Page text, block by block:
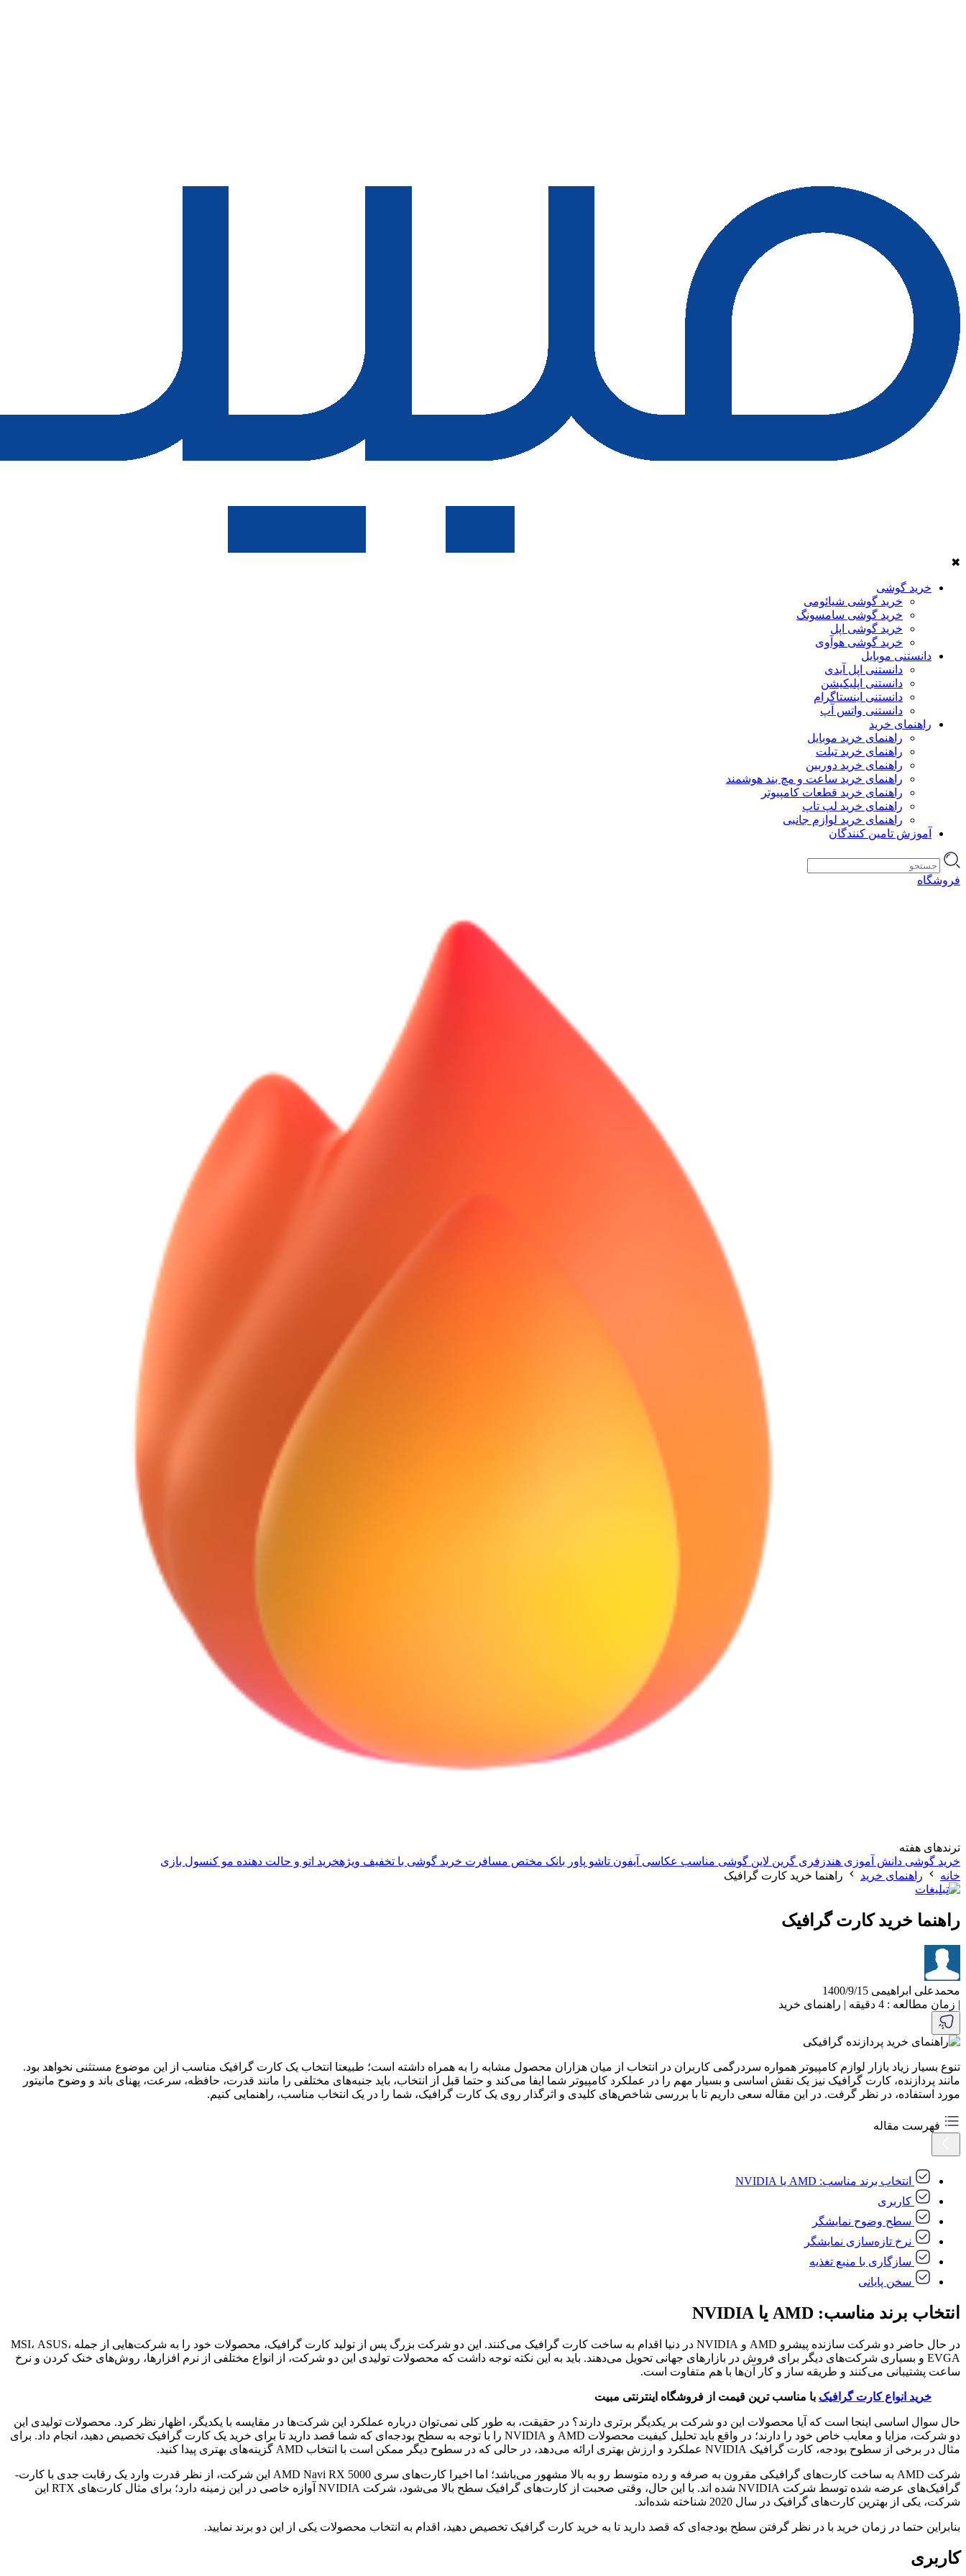
✖
خرید گوشی
خرید گوشی شیائومی
خرید گوشی سامسونگ
خرید گوشی اپل
خرید گوشی هوآوی
دانستنی موبایل
دانستنی اپل آیدی
دانستنی اپلیکیشن
دانستنی اینستاگرام
دانستنی واتس آپ
راهنمای خرید
راهنمای خرید موبایل
راهنمای خرید تبلت
راهنمای خرید دوربین
راهنمای خرید ساعت و مچ بند هوشمند
راهنمای خرید قطعات کامپیوتر
راهنمای خرید لپ تاپ
راهنمای خرید لوازم جانبی
آموزش تامین کنندگان
فروشگاه
ترندهای هفته
خرید گوشی دانش آموزی هندزفری گرین لاین گوشی مناسب عکاسی آیفون تاشو پاور بانک مختص مسافرت خرید گوشی با تخفیف ویژهخرید اتو و حالت دهنده مو کنسول بازی
خانه
راهنمای خرید راهنما خرید کارت گرافیک
راهنما خرید کارت گرافیک
محمدعلی ابراهیمی 1400/9/15
| زمان مطالعه : 4 دقیقه | راهنمای خرید
تنوع بسیار زیاد بازار لوازم کامپیوتر همواره سردرگمی کاربران در انتخاب از میان هزاران محصول مشابه را به همراه داشته است؛ طبیعتا انتخاب یک کارت گرافیک مناسب از این موضوع مستثنی نخواهد بود.
مانند پردازنده، کارت گرافیک نیز یک نقش اساسی و بسیار مهم را در عملکرد کامپیوتر شما ایفا می‌­کند و حتما قبل از انتخاب، باید جنبه­‌های مختلفی را مانند قدرت، حافظه، سرعت، پهنای باند و وضوح مانیتور
مورد استفاده، در نظر گرفت. در این مقاله سعی داریم تا با بررسی شاخص­‌های کلیدی و اثرگذار روی یک کارت گرافیک، شما را در یک انتخاب مناسب، راهنمایی کنیم.
فهرست مقاله
انتخاب برند مناسب: AMD یا NVIDIA
کاربری
سطح وضوح نمایشگر
نرخ تازه‌­سازی نمایشگر
سازگاری با منبع تغذیه
سخن پایانی
انتخاب برند مناسب: AMD یا NVIDIA
در حال حاضر دو شرکت سازنده پیشرو AMD و NVIDIA در دنیا اقدام به ساخت کارت گرافیک می‌کنند. این دو شرکت بزرگ پس از تولید کارت گرافیک، محصولات خود را به شرکت­‌هایی از جمله MSI، ASUS،
EVGA و بسیاری شرکت­‌های دیگر برای فروش در بازارهای جهانی تحویل می­‌دهند. باید به این نکته توجه داشت که محصولات تولیدی این دو شرکت، از انواع مختلفی از نرم افزارها، روش­‌های خنک کردن و نرخ
ساعت پشتیبانی می­‌کنند و طریقه ساز و کار آن­‌ها با هم متفاوت است.
خرید انواع کارت گرافیک با مناسب ترین قیمت از فروشگاه اینترنتی مبیت
حال سوال اساسی اینجا است که آیا محصولات این دو شرکت بر یکدیگر برتری دارند؟ در حقیقت، به طور کلی نمی­‌توان درباره عملکرد این شرکت‌ها در مقایسه با یکدیگر، اظهار نظر کرد. محصولات تولیدی این
دو شرکت، مزایا و معایب خاص خود را دارند؛ در واقع باید تحلیل کیفیت محصولات AMD و NVIDIA را با توجه به سطح بودجه‌­ای که شما قصد دارید تا برای خرید یک کارت گرافیک تخصیص دهید، انجام داد. برای
مثال در برخی از سطوح بودجه­‌، کارت گرافیک NVIDIA عملکرد و ارزش بهتری ارائه می­‌دهد، در حالی که در سطوح دیگر ممکن است با انتخاب AMD گزینه­‌های بهتری پیدا کنید.
شرکت AMD به ساخت کارت‌­های گرافیکی مقرون به صرفه و رده متوسط رو به بالا مشهور می‌باشد؛ اما اخیرا کارت­‌های سری AMD Navi RX 5000 این شرکت، از نظر قدرت وارد یک رقابت جدی با کارت­
گرافیک‌های عرضه شده توسط شرکت NVIDIA شده اند. با این حال، وقتی صحبت از کارت‌های گرافیک سطح بالا می‌شود، شرکت NVIDIA آوازه خاصی در این زمینه دارد؛ برای مثال کارت‌های RTX این
شرکت، یکی از بهترین کارت‌های گرافیک در سال 2020 شناخته شده‌­اند.
بنابراین حتما در زمان خرید با در نظر گرفتن سطح بودجه‌­ای که قصد دارید تا به خرید کارت گرافیک تخصیص دهید، اقدام به انتخاب محصولات یکی از این دو برند نمایید.
کاربری